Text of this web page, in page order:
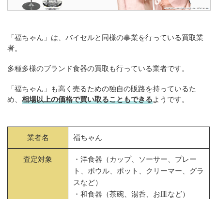
「福ちゃん」は、バイセルと同様の事業を行っている買取業
者。
多種多様のブランド食器の買取も行っている業者です。
「福ちゃん」も高く売るための独自の販路を持っているた
め、 相場以上の価格で買い取ることもできるようです。
業者名 福ちゃん
査定対象
・洋食器（カップ、ソーサー、プレー
ト、ボウル、ポット、クリーマー、グラ
スなど）
・和食器（茶碗、湯呑、お皿など）